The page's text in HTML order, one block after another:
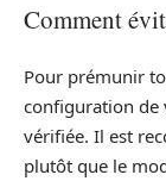
Comment
Pour prémunir
configuration de
vérifiée. Il est
plutôt que le